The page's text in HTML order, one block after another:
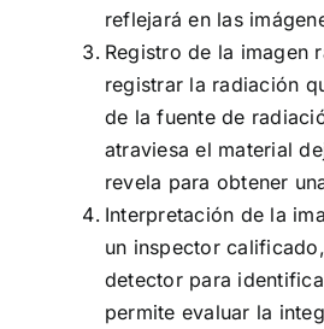
reflejará en las
Registro de la imagen
registrar la radiación
de la fuente de
atraviesa el material
revela para obtener
Interpretación de la
un inspector
detector para
permite evaluar la